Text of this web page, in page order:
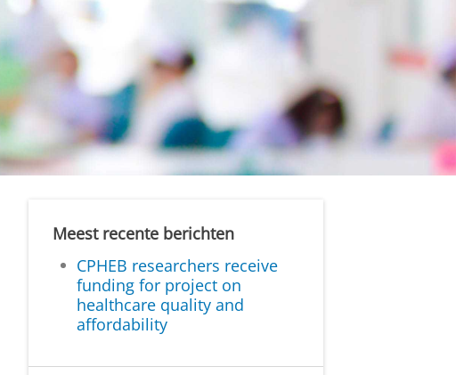
Meest recente berichten
CPHEB researchers receive
funding for project on
healthcare quality and
affordability